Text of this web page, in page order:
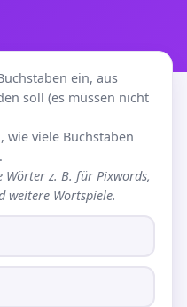
ein, aus
soll (es müssen nicht
wie viele Buchstaben
z. B. für Pixwords,
weitere Wortspiele.